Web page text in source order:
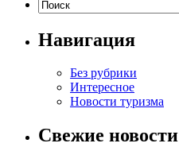
Навигация
Без рубрики
Интересное
Новости туризма
Свежие новости